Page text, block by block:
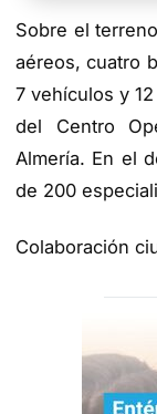
Sobre el
aéreos, cuatro
7 vehículos y
del Centro
Almería. En el
de 200
Colaboración